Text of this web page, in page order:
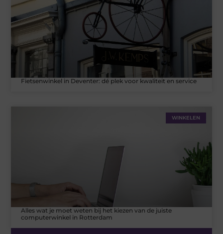
Fietsenwinkel in Deventer: dé plek voor kwaliteit en service
WINKELEN
Alles wat je moet weten bij het kiezen van de juiste
computerwinkel in Rotterdam